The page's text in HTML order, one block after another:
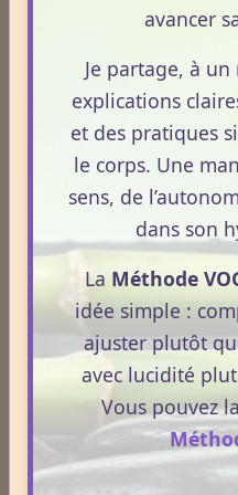
Médecines
Plantes / affections
Acouphènes
Addiction
Allergies
avancer
Je partage, à
explications
et des pratiques
le corps. Une
sens, de
dans son
La Méthode
idée simple :
ajuster plutôt
avec lucidité
Vous pouvez